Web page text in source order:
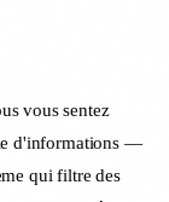
vous sentez
d'informations —
qui filtre des